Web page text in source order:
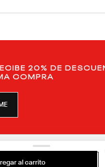
al carrito
20% DE
COMPRA